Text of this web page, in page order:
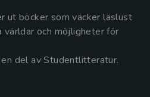
ut böcker som väcker läslust
världar och möjligheter för
del av Studentlitteratur.